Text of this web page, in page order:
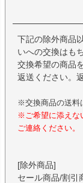
下記の除外商品
いへの交換はも
交換希望の商品
返送ください。
※交換商品の送料
※ご希望に添えな
ご連絡ください。
[除外商品]
セール商品/割引